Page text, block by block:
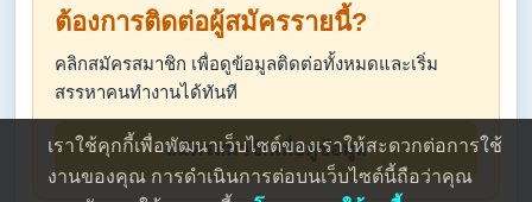
ต้องการติดต่อผู้สมัครรายนี้?
คลิกสมัครสมาชิก เพื่อดูข้อมูลติดต่อทั้งหมดและเริ่ม
สรรหาคนทำงานได้ทันที
สมัครสมาชิกเพื่อดูข้อมูล
เราใช้คุกกี้เพื่อพัฒนาเว็บไซต์ของเราให้สะดวกต่อการใช้
งานของคุณ การดำเนินการต่อบนเว็บไซต์นี้ถือว่าคุณ